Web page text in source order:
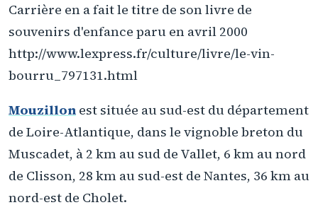
Carrière en a fait le titre de son livre de
souvenirs d'enfance paru en avril 2000
http://www.lexpress.fr/culture/livre/le-vin-
bourru_797131.html
Mouzillon est située au sud-est du département
de Loire-Atlantique, dans le vignoble breton du
Muscadet, à 2 km au sud de Vallet, 6 km au nord
de Clisson, 28 km au sud-est de Nantes, 36 km au
nord-est de Cholet.